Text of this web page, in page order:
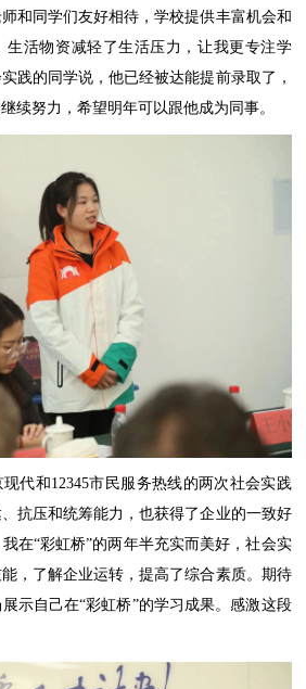
和同学们友好相待，学校提供丰富机会和
生活物资减轻了生活压力，让我更专注学
践的同学说，他已经被达能提前录取了，
续努力，希望明年可以跟他成为同事。
现代和12345市民服务热线的两次社会实践
抗压和统筹能力，也获得了企业的一致好
在“彩虹桥”的两年半充实而美好，社会实
，了解企业运转，提高了综合素质。期待
示自己在“彩虹桥”的学习成果。感激这段